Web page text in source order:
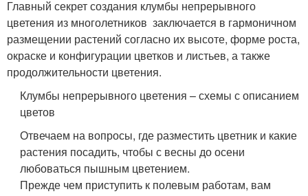
Главный секрет создания клумбы непрерывного
цветения из многолетников заключается в гармоничном
размещении растений согласно их высоте, форме роста,
окраске и конфигурации цветков и листьев, а также
продолжительности цветения.
Клумбы непрерывного цветения – схемы с описанием
цветов
Отвечаем на вопросы, где разместить цветник и какие
растения посадить, чтобы с весны до осени
любоваться пышным цветением.
Прежде чем приступить к полевым работам, вам